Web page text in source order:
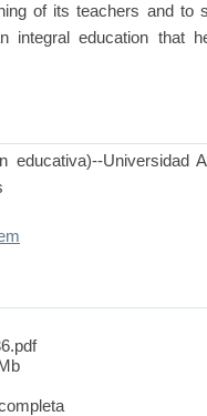
of its teachers and to
integral education that
educativa)--Universidad